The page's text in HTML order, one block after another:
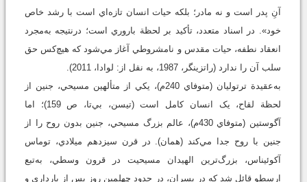
آنِ پدر است و نه مادر؛ بلکه حيات انسان تازه‌اي است با رشد خاص
خود». در اسناد متعدد، تأکيد بر لحظة باروري است؛ درنتيجه به‌مجرد
انعقاد نطفه، حيات مقدس و نامشروطي آغاز مي‌شود که هيچ‌کس حق
سلب آن را ندارد (راتزینگر، 1987، به نقل از: لوادا، 2011).
به‌عقيدة ترتوليان (متوفاي 240م)، يکي از متألهين مسيحي، جنين از
لحظة لقاح، يک انسان کامل است (تيسن، بي‌تا، ص 159)؛ اما
آگوستين (متوفاي 430م)، عالم بزرگ مسيحي، جنين بدون روح را از
جنين با روح جدا مي‌کند (همان). در قرن سيزدهم ميلادي، توماس
آکوئيناس، بزرگ‌ترين الهيدان مسيحيت در قرون وسطي، به‌تبع
ارسطو قائل شد که در پسران، در حدود چهلمين روز پس از بارداري و